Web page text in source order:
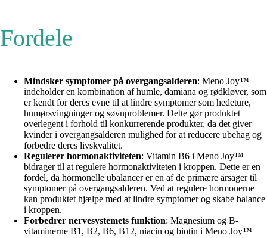
Fordele
Mindsker symptomer på overgangsalderen: Meno Joy™
indeholder en kombination af humle, damiana og rødkløver, som
er kendt for deres evne til at lindre symptomer som hedeture,
humørsvingninger og søvnproblemer. Dette gør produktet
overlegent i forhold til konkurrerende produkter, da det giver
kvinder i overgangsalderen mulighed for at reducere ubehag og
forbedre deres livskvalitet.
Regulerer hormonaktiviteten: Vitamin B6 i Meno Joy™
bidrager til at regulere hormonaktiviteten i kroppen. Dette er en
fordel, da hormonelle ubalancer er en af de primære årsager til
symptomer på overgangsalderen. Ved at regulere hormonerne
kan produktet hjælpe med at lindre symptomer og skabe balance
i kroppen.
Forbedrer nervesystemets funktion: Magnesium og B-
vitaminerne B1, B2, B6, B12, niacin og biotin i Meno Joy™